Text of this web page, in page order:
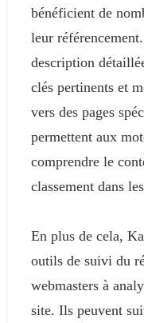
bénéficient de
leur
description
clés pertinents et
vers des pages
permettent aux
comprendre le
classement dans
En plus de cela,
outils de suivi du
webmasters à
site. Ils peuvent